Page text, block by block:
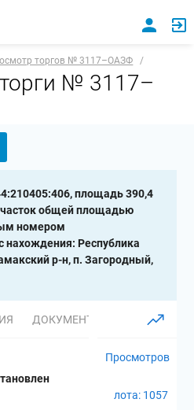
торгов № 3117–ОАЗФ /
№ 3117–
площадь 390,4
общей площадью
номером
нахождения: Республика
р-н, п. Загородный,
ДОКУМЕНТЫ
Просмотров
лота: 1057